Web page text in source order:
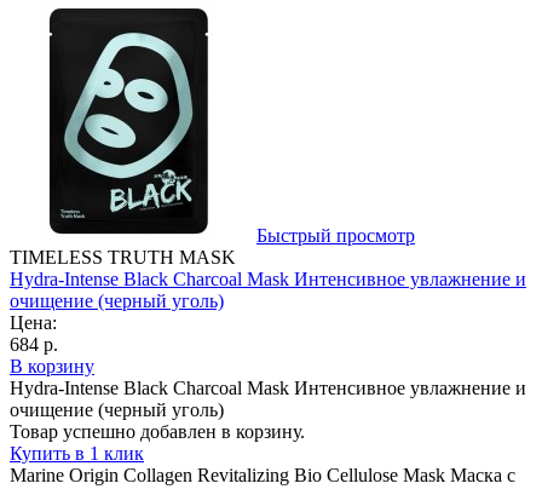
Быстрый просмотр
TIMELESS TRUTH MASK
Hydra-Intense Black Charcoal Mask Интенсивное увлажнение и
очищение (черный уголь)
Цена:
684 р.
В корзину
Hydra-Intense Black Charcoal Mask Интенсивное увлажнение и
очищение (черный уголь)
Товар успешно добавлен в корзину.
Купить в 1 клик
Marine Origin Collagen Revitalizing Bio Cellulose Mask Маска с